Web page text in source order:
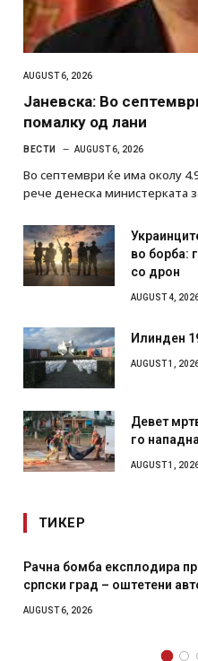
AUGUST 6, 2026
Јаневска: Во
помалку од лани
ВЕСТИ AUGUST 6, 2026
Во септември ќе има околу
рече денеска министерката
во борба:
со дрон
AUGUST 4,
Илинден
AUGUST 1,
Девет
го
AUGUST 1,
ТИКЕР
главниот
локали
И
месечна